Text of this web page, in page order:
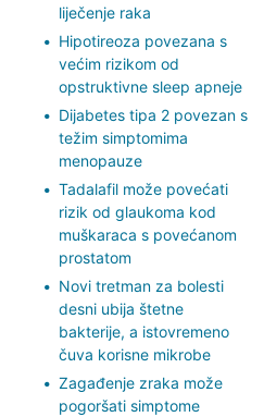
liječenje raka
Hipotireoza povezana s
većim rizikom od
opstruktivne sleep apneje
Dijabetes tipa 2 povezan s
težim simptomima
menopauze
Tadalafil može povećati
rizik od glaukoma kod
muškaraca s povećanom
prostatom
Novi tretman za bolesti
desni ubija štetne
bakterije, a istovremeno
čuva korisne mikrobe
Zagađenje zraka može
pogoršati simptome